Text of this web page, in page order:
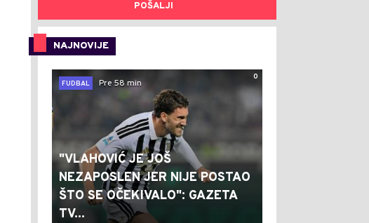
POŠALJI
NAJNOVIJE
0
FUDBAL
Pre 58 min
"VLAHOVIĆ JE JOŠ
NEZAPOSLEN JER NIJE POSTAO
ŠTO SE OČEKIVALO": GAZETA
TV...